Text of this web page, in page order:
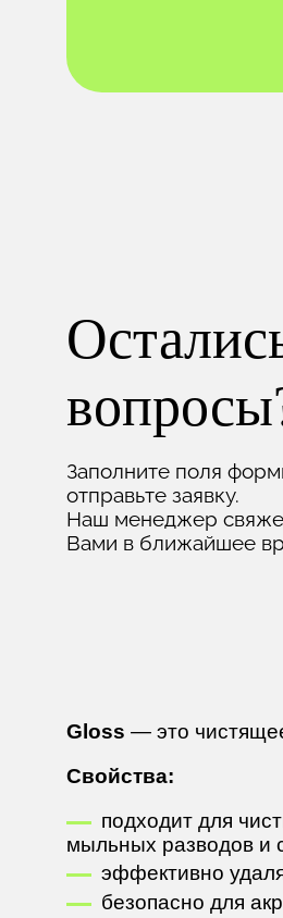
Заполните поля
отправьте заявку.
Наш менеджер
Вами в ближайшее
Gloss — это
Свойства:
подходит для
мыльных разводов и
эффективно
безопасно для